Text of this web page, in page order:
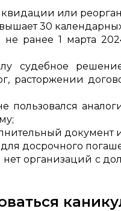
или
30
не ранее 1 марта
судебное
расторжении
пользовался
документ
досрочного
организаций с